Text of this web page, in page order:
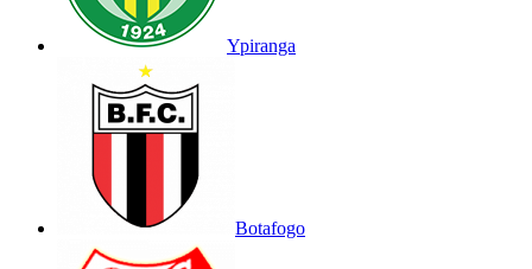
Ypiranga
Botafogo